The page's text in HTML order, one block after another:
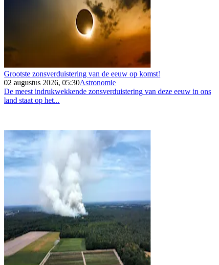
Grootste zonsverduistering van de eeuw op komst!
02 augustus 2026, 05:30Astronomie
De meest indrukwekkende zonsverduistering van deze eeuw in ons
land staat op het...